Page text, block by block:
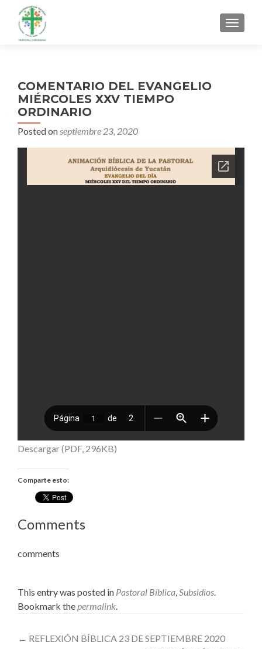
MENU
COMENTARIO DEL EVANGELIO
MIÉRCOLES XXV TIEMPO
ORDINARIO
Posted onseptiembre 23, 2020
Descargar (PDF, 296KB)
Comparte esto:
Comments
comments
This entry was posted in Pastoral Bíblica,Subsidios.
Bookmark thepermalink.
Post
← REFLEXIÓN BÍBLICA 23 DE SEPTIEMBRE 2020